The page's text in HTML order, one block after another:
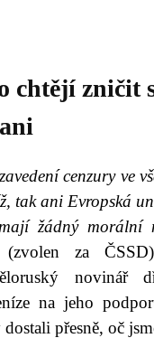
chtějí zničit
cenzury ve
tak ani Evropská
žádný morální
(zvolen za
novinář
na jeho
přesně, oč